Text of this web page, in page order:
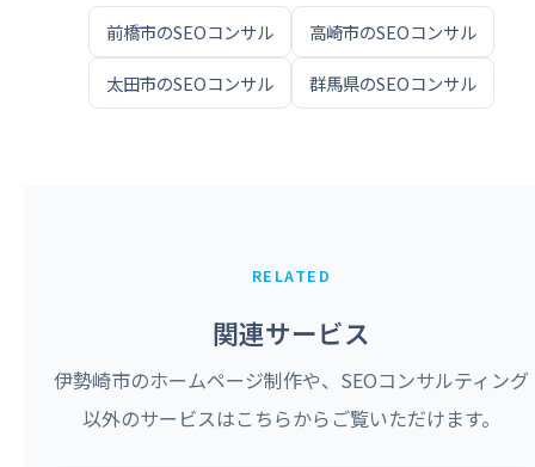
前橋市のSEOコンサル 高崎市のSEOコンサル
太田市のSEOコンサル 群馬県のSEOコンサル
RELATED
関連サービス
伊勢崎市のホームページ制作や、SEOコンサルティング
以外のサービスはこちらからご覧いただけます。